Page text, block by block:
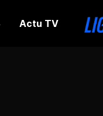
Actu TV